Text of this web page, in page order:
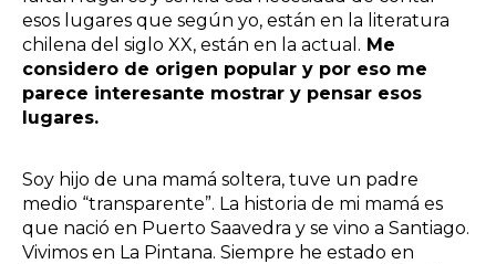
esos lugares que según yo, están en la literatura
chilena del siglo XX, están en la actual. Me
considero de origen popular y por eso me
parece interesante mostrar y pensar esos
lugares.
Soy hijo de una mamá soltera, tuve un padre
medio “transparente”. La historia de mi mamá es
que nació en Puerto Saavedra y se vino a Santiago.
Vivimos en La Pintana. Siempre he estado en